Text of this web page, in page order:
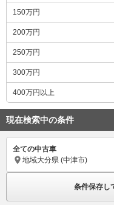
150万円
200万円
250万円
300万円
400万円 以上
現在検索中の条件
全ての中古車
地域大分県 (中津市)
条件保存し